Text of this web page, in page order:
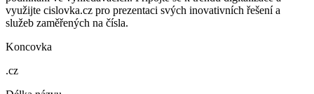
využijte cislovka.cz pro prezentaci svých inovativních řešení a
služeb zaměřených na čísla.
Koncovka
.cz